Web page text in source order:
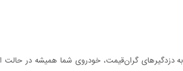
به دزدگیرهای گران‌قیمت، خودروی شما همیشه در حالت